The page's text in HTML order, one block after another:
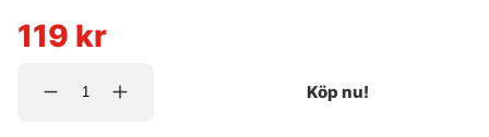
119 kr
Köp nu!